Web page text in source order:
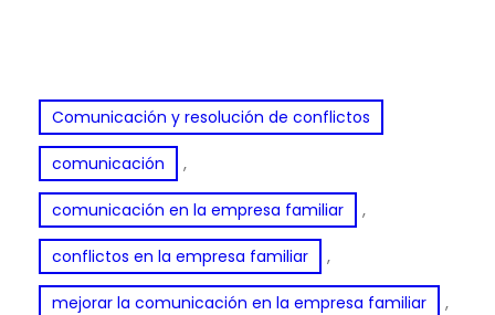
Comunicación y resolución de conflictos
comunicación ,
comunicación en la empresa familiar ,
conflictos en la empresa familiar ,
mejorar la comunicación en la empresa familiar ,